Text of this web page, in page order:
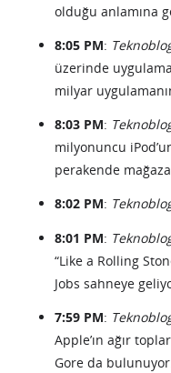
olduğu anlamına
8:05 PM:
üzerinde
milyar
8:03 PM:
milyonuncu
perakende
8:02 PM:
8:01 PM:
“Like a Rolling
Jobs sahneye
7:59 PM:
Apple’ın ağır
Gore da